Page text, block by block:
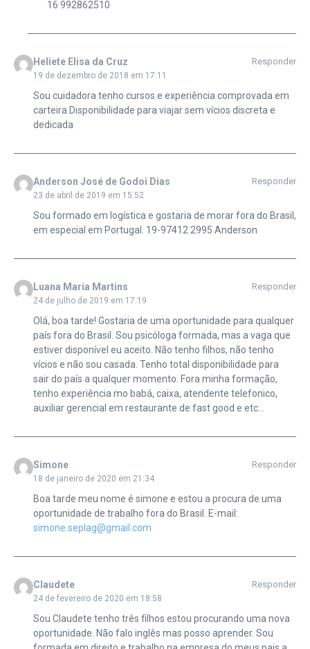
16 992862510
Heliete Elisa da Cruz
19 de dezembro de 2018 em 17:11
Responder
Sou cuidadora tenho cursos e experiência comprovada em
carteira.Disponibilidade para viajar sem vícios discreta e
dedicada
Anderson José de Godoi Dias
23 de abril de 2019 em 15:52
Responder
Sou formado em logística e gostaria de morar fora do Brasil,
em especial em Portugal. 19-97412 2995 Anderson
Luana Maria Martins
24 de julho de 2019 em 17:19
Responder
Olá, boa tarde! Gostaria de uma oportunidade para qualquer
país fora do Brasil. Sou psicóloga formada, mas a vaga que
estiver disponível eu aceito. Não tenho filhos, não tenho
vícios e não sou casada. Tenho total disponibilidade para
sair do país a qualquer momento. Fora minha formação,
tenho experiência mo babá, caixa, atendente telefonico,
auxiliar gerencial em restaurante de fast good e etc…
Simone
18 de janeiro de 2020 em 21:34
Responder
Boa tarde meu nome é simone e estou a procura de uma
oportunidade de trabalho fora do Brasil. E-mail:
simone.seplag@gmail.com
Claudete
24 de fevereiro de 2020 em 18:58
Responder
Sou Claudete tenho três filhos estou procurando uma nova
oportunidade. Não falo inglês mas posso aprender. Sou